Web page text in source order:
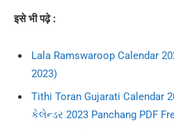
इसे भी पढ़े :
Lala Ramswaroop Calendar
2023)
Tithi Toran Gujarati Calendar
કેલેન્ડર 2023 Panchang PDF